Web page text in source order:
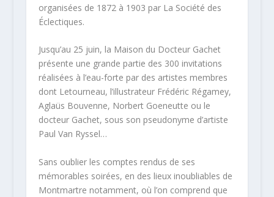
organisées de 1872 à 1903 par La Société des
Éclectiques.
Jusqu’au 25 juin, la Maison du Docteur Gachet
présente une grande partie des 300 invitations
réalisées à l’eau-forte par des artistes membres
dont Letourneau, l’illustrateur Frédéric Régamey,
Aglaüs Bouvenne, Norbert Goeneutte ou le
docteur Gachet, sous son pseudonyme d’artiste
Paul Van Ryssel…
Sans oublier les comptes rendus de ses
mémorables soirées, en des lieux inoubliables de
Montmartre notamment, où l’on comprend que